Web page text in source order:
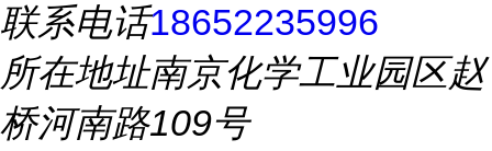
联系电话18652235996
所在地址南京化学工业园区赵
桥河南路109号